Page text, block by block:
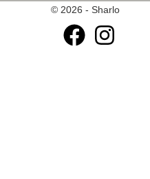
© 2026 - Sharlo
facebookinstagram